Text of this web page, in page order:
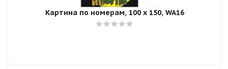
Картина по номерам, 100 x 150, WA16